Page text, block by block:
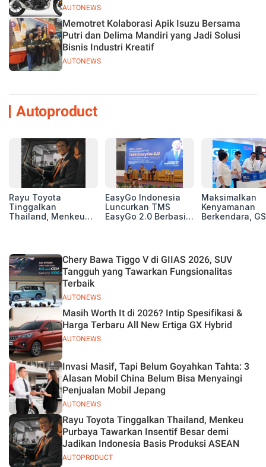
AUTONEWS
AUTONEWS
Memotret Kolaborasi Apik Isuzu Bersama
Putri dan Delima Mandiri yang Jadi Solusi
Bisnis Industri Kreatif
Autoproduct
Rayu Toyota
Tinggalkan
Thailand, Menkeu
Basis Produksi
ASEAN
EasyGo Indonesia
Luncurkan TMS
EasyGo 2.0 Berbasis
Maksimalkan
Kenyamanan
Berkendara,
2026
AUTONEWS
Chery Bawa Tiggo V di GIIAS 2026, SUV
Tangguh yang Tawarkan Fungsionalitas
Terbaik
AUTONEWS
Masih Worth It di 2026? Intip Spesifikasi &
Harga Terbaru All New Ertiga GX Hybrid
AUTONEWS
Invasi Masif, Tapi Belum Goyahkan Tahta: 3
Alasan Mobil China Belum Bisa Menyaingi
Penjualan Mobil Jepang
AUTOPRODUCT
Rayu Toyota Tinggalkan Thailand, Menkeu
Purbaya Tawarkan Insentif Besar demi
Jadikan Indonesia Basis Produksi ASEAN